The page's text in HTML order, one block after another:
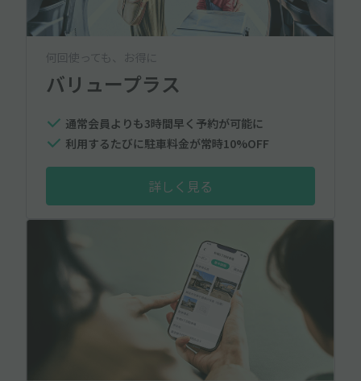
何回使っても、お得に
バリュープラス
通常会員よりも3時間早く予約が可能に
利用するたびに駐車料金が常時10%OFF
詳しく見る